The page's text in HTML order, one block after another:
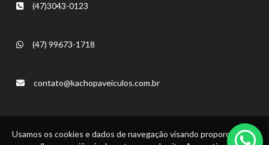
Usamos os cookies e dados de navegação visando proporcionar
(47)3043-0123
(47) 99673-1718
contato@kachopaveiculos.com.br